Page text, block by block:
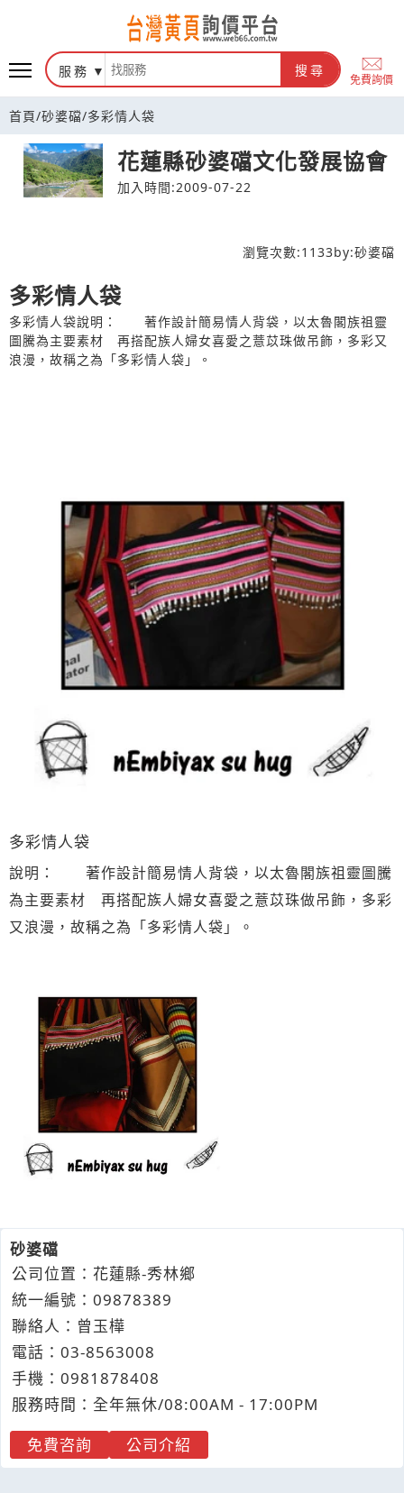
台灣黃頁詢價平台
服務 搜尋
免費詢價
首頁/砂婆礑/多彩情人袋
花蓮縣砂婆礑文化發展協會
加入時間:2009-07-22
瀏覽次數:1133by:砂婆礑
多彩情人袋
多彩情人袋說明： 著作設計簡易情人背袋，以太魯閣族祖靈
圖騰為主要素材 再搭配族人婦女喜愛之薏苡珠做吊飾，多彩又
浪漫，故稱之為「多彩情人袋」。
多彩情人袋
說明： 著作設計簡易情人背袋，以太魯閣族祖靈圖騰
為主要素材 再搭配族人婦女喜愛之薏苡珠做吊飾，多彩
又浪漫，故稱之為「多彩情人袋」。
砂婆礑
公司位置：花蓮縣-秀林鄉
統一編號：09878389
聯絡人：曾玉樺
電話： 03-8563008
手機： 0981 878408
服務時間：全年無休/08:00AM - 17:00PM
免費咨詢
公司介紹